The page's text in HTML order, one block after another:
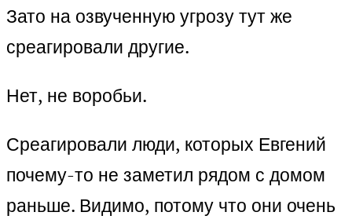
Зато на озвученную угрозу тут же
среагировали другие.
Нет, не воробьи.
Среагировали люди, которых Евгений
почему-то не заметил рядом с домом
раньше. Видимо, потому что они очень